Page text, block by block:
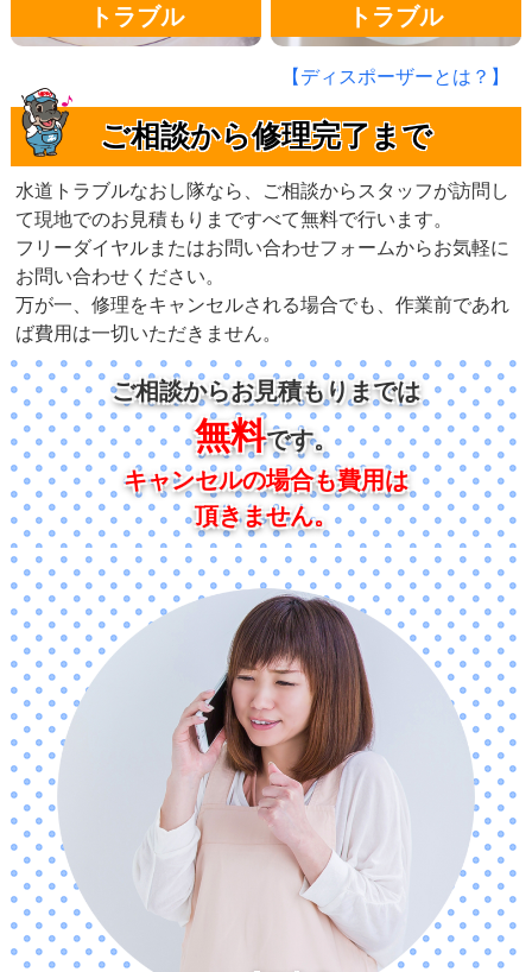
トラブル
トラブル
【ディスポーザーとは？】
ご相談から修理完了まで
水道トラブルなおし隊なら、ご相談からスタッフが訪問し
て現地でのお見積もりまですべて無料で行います。
フリーダイヤルまたはお問い合わせフォームからお気軽に
お問い合わせください。
万が一、修理をキャンセルされる場合でも、作業前であれ
ば費用は一切いただきません。
ご相談からお見積もりまでは
無料です。
キャンセルの場合も費用は
頂きません。